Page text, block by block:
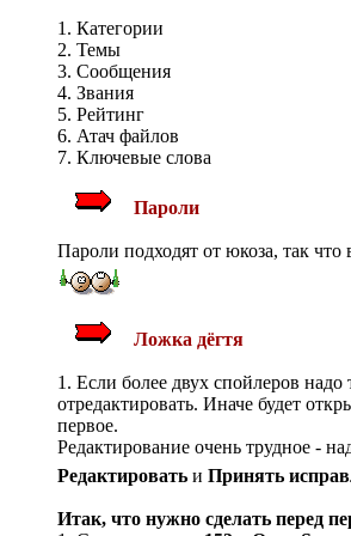
1. Категории
2. Темы
3. Сообщения
4. Звания
5. Рейтинг
6. Атач файлов
7. Ключевые слова
Пароли
Пароли подходят от юкоза, так что
Ложка дёгтя
1. Если более двух спойлеров надо
отредактировать. Иначе будет
первое.
Редактирование очень трудное -
Редактировать и Принять
Итак, что нужно сделать перед